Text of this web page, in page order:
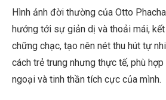
Hình ảnh đời thường của Otto
hướng tới sự giản dị và thoải mái,
chững chạc, tạo nên nét thu hút tự
cách trẻ trung nhưng thực tế, phù
ngoại và tinh thần tích cực của mình.